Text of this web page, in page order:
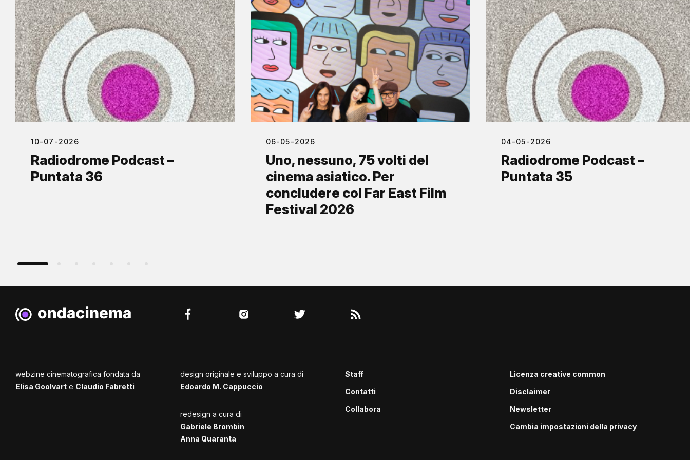
10-07-2026
Radiodrome Podcast –
Puntata 36
06-05-2026
Uno, nessuno, 75 volti del
cinema asiatico. Per
concludere col Far East Film
Festival 2026
04-05-2026
Radiodrome Podcast –
Puntata 35
webzine cinematografica fondata da
Elisa Goolvart e Claudio Fabretti
design originale e sviluppo a cura di
Edoardo M. Cappuccio
redesign a cura di
Gabriele Brombin
Anna Quaranta
Staff
Contatti
Collabora
Licenza creative common
Disclaimer
Newsletter
Cambia impostazioni della privacy